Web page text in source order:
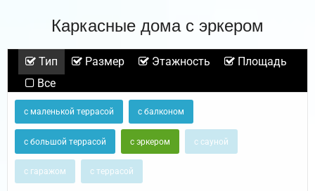
Каркасные дома с эркером
Тип Размер Этажность
Площадь
Все
с маленькой террасой с балконом
с большой террасой с эркером с сауной
с гаражом с террасой